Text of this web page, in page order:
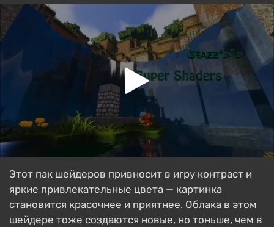
Этот пак шейдеров привносит в игру контраст и
яркие привлекательные цвета — картинка
становится красочнее и приятнее. Облака в этом
шейдере тоже создаются новые, но тоньше, чем в